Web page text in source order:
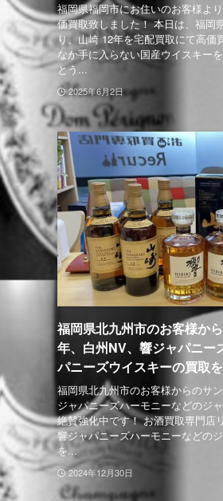
福岡県福岡市にお住いのお客様よ
価買取致しました！ 本日は、福岡
り、山崎 12年を宅配買取にて高価
なか手に入らない国産ウイスキー
とう...
2025年6月2日
福岡県北九州市のお客様か
年、白州NV、響ジャパニー
パニーズウイスキーの買取
福岡県北九州市のお客様からのサ
ジャパニーズハーモニーなどのジ
絶賛強化中です！ お酒買取専門店
響ジャパニーズハーモニーなどの
を...
2024年12月30日